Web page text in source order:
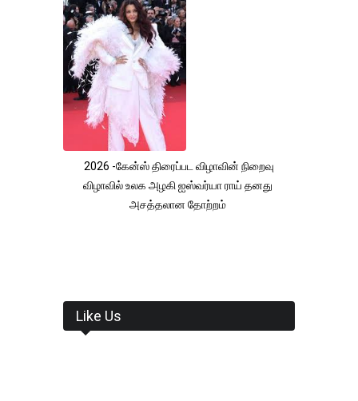
2026 -கேன்ஸ் திரைப்பட விழாவின் நிறைவு
விழாவில் உலக அழகி ஐஸ்வர்யா ராய் தனது
அசத்தலான தோற்றம்
Like Us